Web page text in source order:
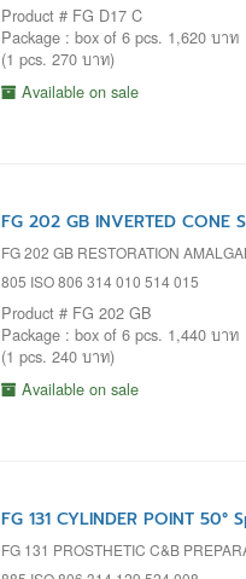
Product # FG D17 C
Package : box of 6 pcs. 1,620 บาท
(1 pcs. 270 บาท)
Available on sale
FG 202 GB INVERTED CONE
FG 202 GB RESTORATION
805 ISO 806 314 010 514 015
Product # FG 202 GB
Package : box of 6 pcs. 1,440 บาท
(1 pcs. 240 บาท)
Available on sale
FG 131 CYLINDER POINT
FG 131 PROSTHETIC C&B